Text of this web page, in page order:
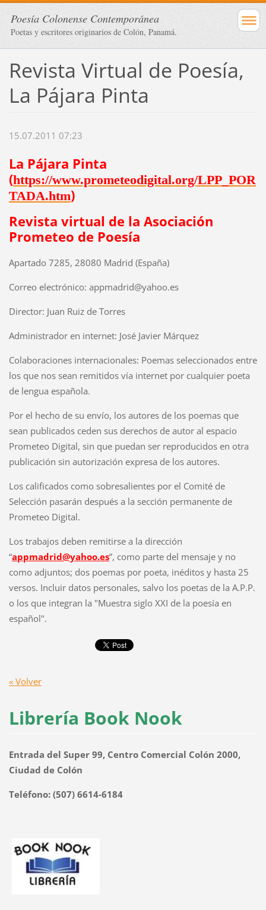
Poesía Colonense Contemporánea
Poetas y escritores originarios de Colón, Panamá.
Revista Virtual de Poesía,
La Pájara Pinta
15.07.2011 07:23
La Pájara Pinta
(https://www.prometeodigital.org/LPP_POR
TADA.htm)
Revista virtual de la Asociación
Prometeo de Poesía
Apartado 7285, 28080 Madrid (España)
Correo electrónico: appmadrid@yahoo.es
Director: Juan Ruiz de Torres
Administrador en internet: José Javier Márquez
Colaboraciones internacionales: Poemas seleccionados entre
los que nos sean remitidos vía internet por cualquier poeta
de lengua española.
Por el hecho de su envío, los autores de los poemas que
sean publicados ceden sus derechos de autor al espacio
Prometeo Digital, sin que puedan ser reproducidos en otra
publicación sin autorización expresa de los autores.
Los calificados como sobresalientes por el Comité de
Selección pasarán después a la sección permanente de
Prometeo Digital.
Los trabajos deben remitirse a la dirección
“appmadrid@yahoo.es”, como parte del mensaje y no
como adjuntos; dos poemas por poeta, inéditos y hasta 25
versos. Incluir datos personales, salvo los poetas de la A.P.P.
o los que integran la "Muestra siglo XXI de la poesía en
español".
« Volver
Librería Book Nook
Entrada del Super 99, Centro Comercial Colón 2000,
Ciudad de Colón
Teléfono: (507) 6614-6184